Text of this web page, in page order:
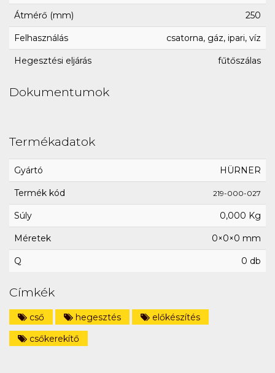
Átmérő (mm) 250
Felhasználás csatorna, gáz, ipari, víz
Hegesztési eljárás fűtőszálas
Dokumentumok
Termékadatok
Gyártó HÜRNER
Termék kód 219-000-027
Súly 0,000 Kg
Méretek 0×0×0 mm
Q 0 db
Címkék
cső hegesztés
előkészítés
csőkerekítő